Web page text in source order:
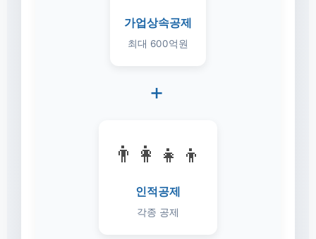
가업상속공제
최대 600억원
+
👨‍👩‍👧‍👦
인적공제
각종 공제